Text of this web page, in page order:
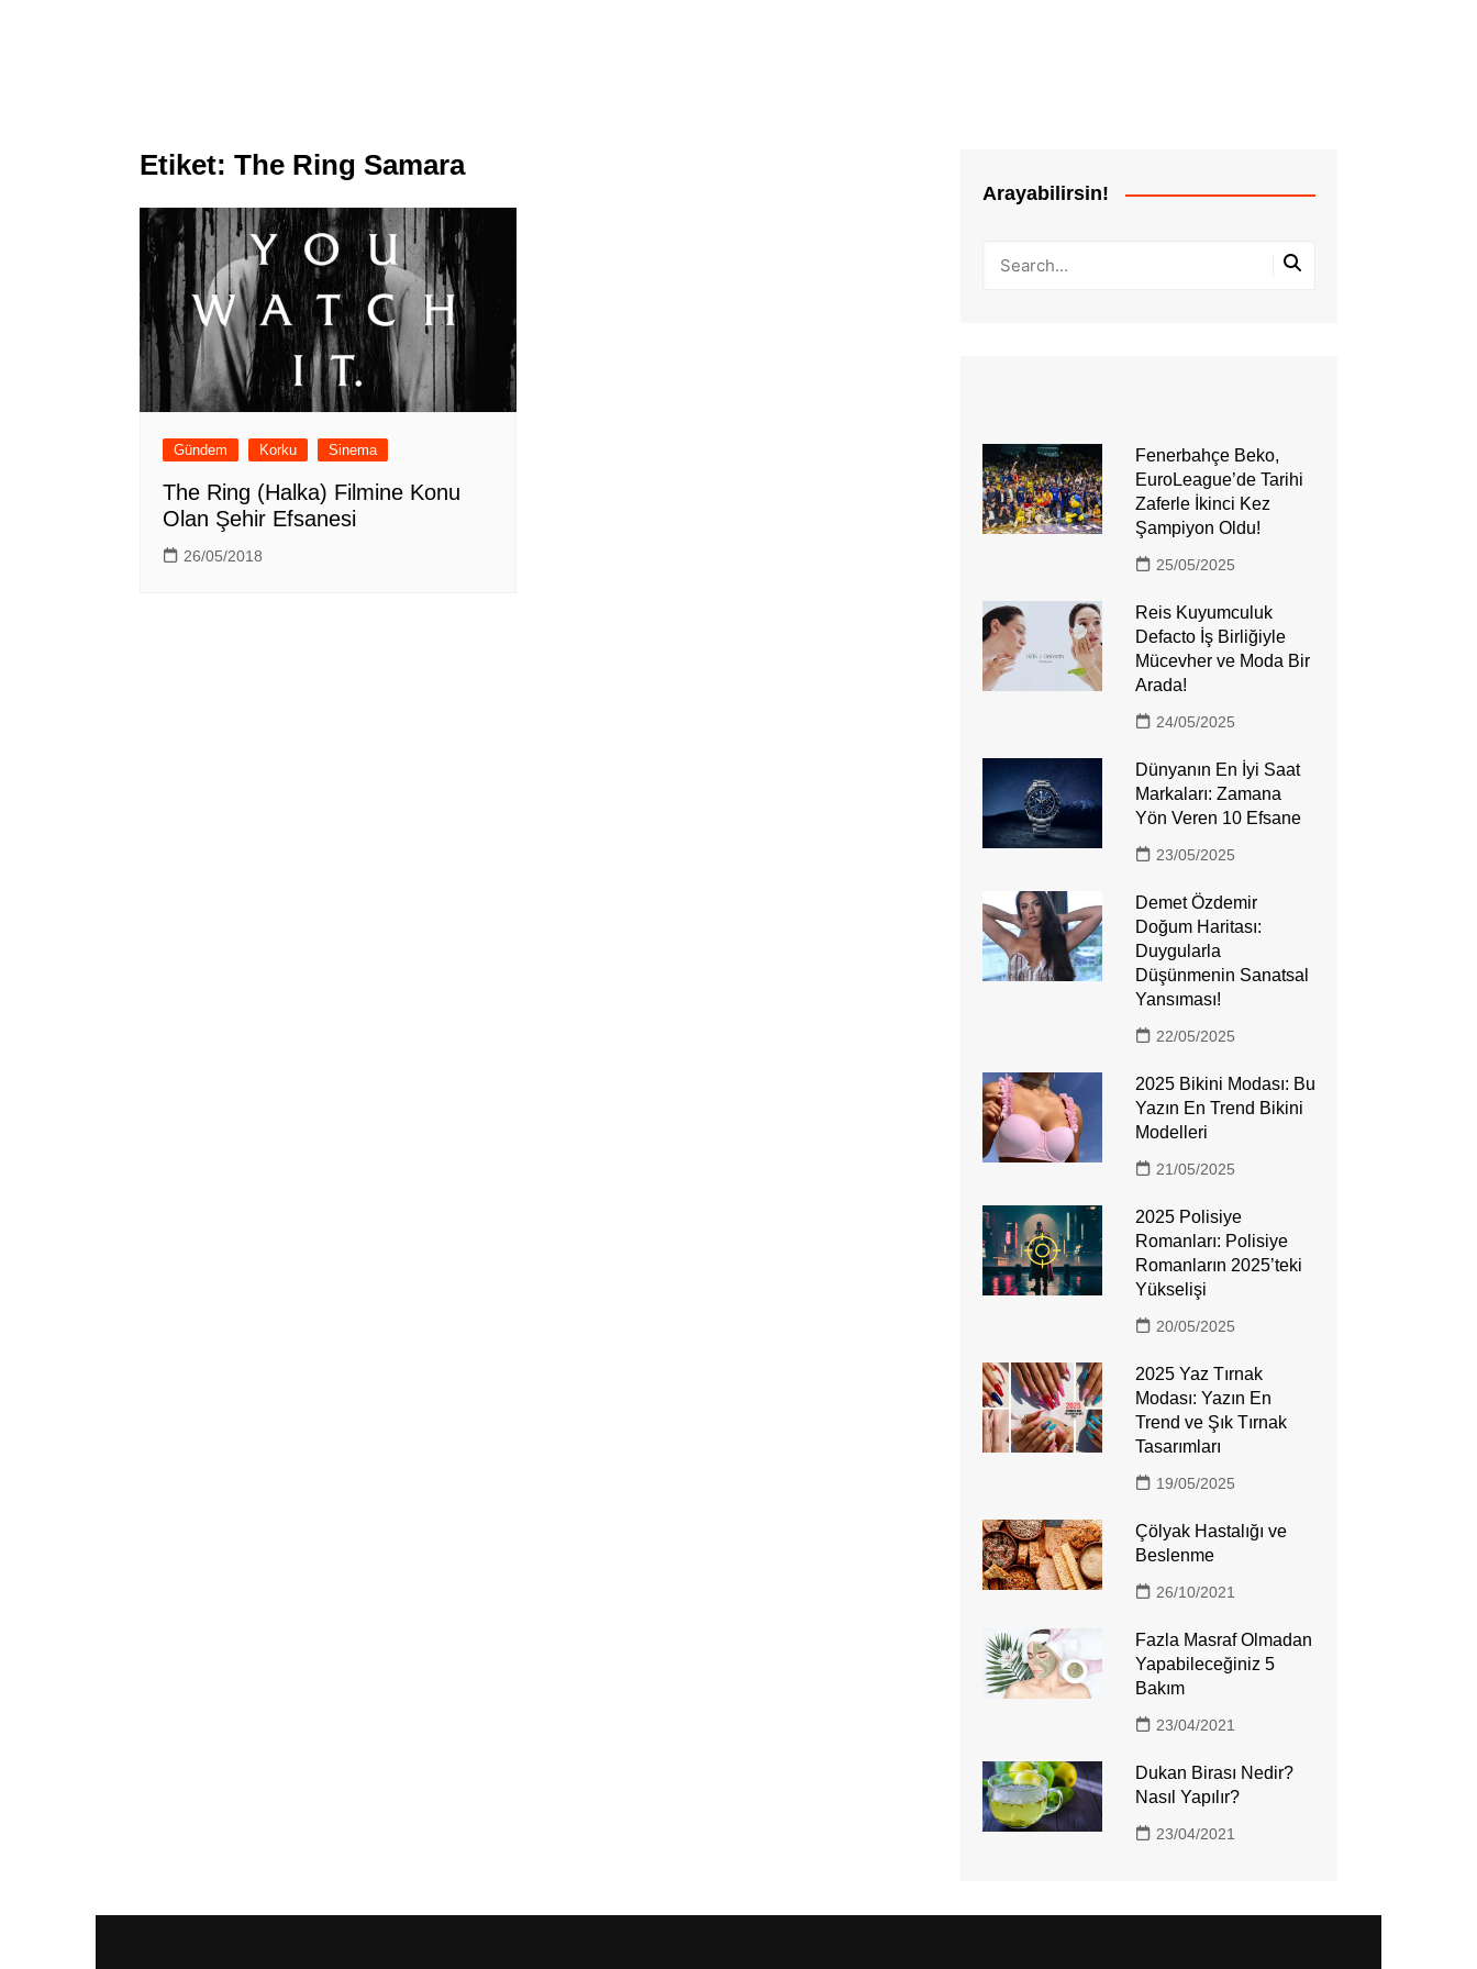
Etiket: The Ring Samara
Gündem Korku Sinema
The Ring (Halka) Filmine Konu
Olan Şehir Efsanesi
26/05/2018
Arayabilirsin!
Fenerbahçe Beko,
EuroLeague’de Tarihi
Zaferle İkinci Kez
Şampiyon Oldu!
25/05/2025
Reis Kuyumculuk
Defacto İş Birliğiyle
Mücevher ve Moda Bir
Arada!
24/05/2025
Dünyanın En İyi Saat
Markaları: Zamana
Yön Veren 10 Efsane
23/05/2025
Demet Özdemir
Doğum Haritası:
Duygularla
Düşünmenin Sanatsal
Yansıması!
22/05/2025
2025 Bikini Modası: Bu
Yazın En Trend Bikini
Modelleri
21/05/2025
2025 Polisiye
Romanları: Polisiye
Romanların 2025’teki
Yükselişi
20/05/2025
2025 Yaz Tırnak
Modası: Yazın En
Trend ve Şık Tırnak
Tasarımları
19/05/2025
Çölyak Hastalığı ve
Beslenme
26/10/2021
Fazla Masraf Olmadan
Yapabileceğiniz 5
Bakım
23/04/2021
Dukan Birası Nedir?
Nasıl Yapılır?
23/04/2021